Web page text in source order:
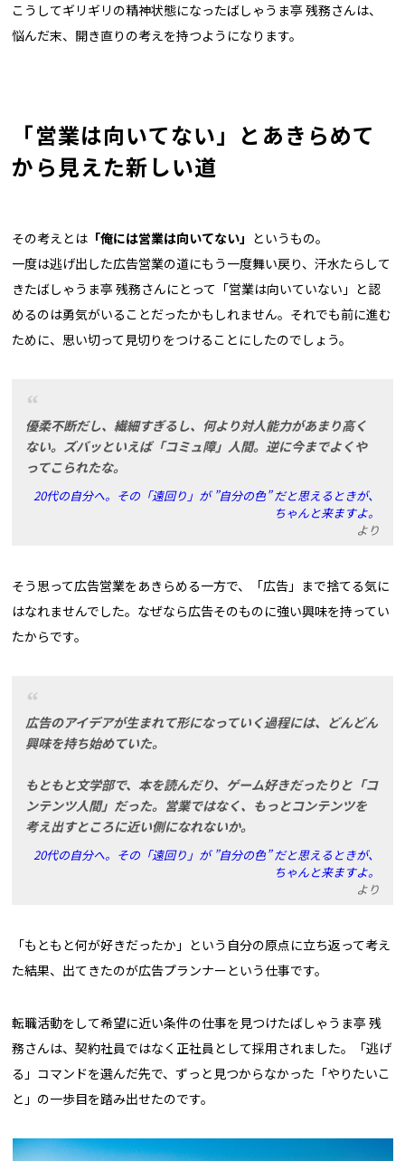
こうしてギリギリの精神状態になったばしゃうま亭 残務さんは、
悩んだ末、開き直りの考えを持つようになります。
「営業は向いてない」とあきらめて
から見えた新しい道
その考えとは 「俺には営業は向いてない」 というもの。
一度は逃げ出した広告営業の道にもう一度舞い戻り、汗水たらして
きたばしゃうま亭 残務さんにとって「営業は向いていない」と認
めるのは勇気がいることだったかもしれません。それでも前に進む
ために、思い切って見切りをつけることにしたのでしょう。
優柔不断だし、繊細すぎるし、何より対人能力があまり高く
ない。ズバッといえば「コミュ障」人間。逆に今までよくや
ってこられたな。
20代の自分へ。その「遠回り」が ”自分の色” だと思えるときが、
ちゃんと来ますよ。
より
そう思って広告営業をあきらめる一方で、「広告」まで捨てる気に
はなれませんでした。なぜなら広告そのものに強い興味を持ってい
たからです。
広告のアイデアが生まれて形になっていく過程には、どんどん
興味を持ち始めていた。
もともと文学部で、本を読んだり、ゲーム好きだったりと「コ
ンテンツ人間」だった。営業ではなく、もっとコンテンツを
考え出すところに近い側になれないか。
20代の自分へ。その「遠回り」が ”自分の色” だと思えるときが、
ちゃんと来ますよ。
より
「もともと何が好きだったか」という自分の原点に立ち返って考え
た結果、出てきたのが広告プランナーという仕事です。
転職活動をして希望に近い条件の仕事を見つけたばしゃうま亭 残
務さんは、契約社員ではなく正社員として採用されました。「逃げ
る」コマンドを選んだ先で、ずっと見つからなかった「やりたいこ
と」の一歩目を踏み出せたのです。